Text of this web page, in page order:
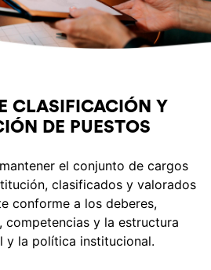
CLASIFICACIÓN Y
DE PUESTOS
el conjunto de cargos
clasificados y valorados
conforme a los deberes,
competencias y la estructura
y la política institucional.